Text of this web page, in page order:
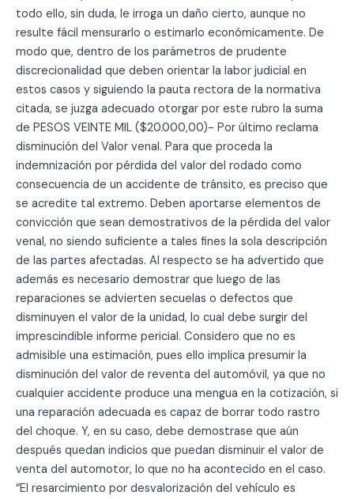
todo ello, sin duda, le irroga un daño cierto, aunque no
resulte fácil mensurarlo o estimarlo económicamente. De
modo que, dentro de los parámetros de prudente
discrecionalidad que deben orientar la labor judicial en
estos casos y siguiendo la pauta rectora de la normativa
citada, se juzga adecuado otorgar por este rubro la suma
de PESOS VEINTE MIL ($20.000,00)- Por último reclama
disminución del Valor venal. Para que proceda la
indemnización por pérdida del valor del rodado como
consecuencia de un accidente de tránsito, es preciso que
se acredite tal extremo. Deben aportarse elementos de
convicción que sean demostrativos de la pérdida del valor
venal, no siendo suficiente a tales fines la sola descripción
de las partes afectadas. Al respecto se ha advertido que
además es necesario demostrar que luego de las
reparaciones se advierten secuelas o defectos que
disminuyen el valor de la unidad, lo cual debe surgir del
imprescindible informe pericial. Considero que no es
admisible una estimación, pues ello implica presumir la
disminución del valor de reventa del automóvil, ya que no
cualquier accidente produce una mengua en la cotización, si
una reparación adecuada es capaz de borrar todo rastro
del choque. Y, en su caso, debe demostrase que aún
después quedan indicios que puedan disminuir el valor de
venta del automotor, lo que no ha acontecido en el caso.
“El resarcimiento por desvalorización del vehículo es